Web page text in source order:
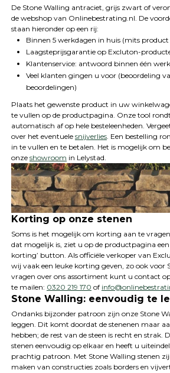
De Stone Walling antraciet, grijs zwart of
de webshop van Onlinebestrating.nl. De
staan hieronder op een rij:
Binnen 5 werkdagen in huis (mits
Laagsteprijsgarantie op Excluton-
Klantenservice: antwoord binnen één
Veel klanten gingen u voor (beoordeling
beoordelingen)
Plaats het gewenste product in uw
te vullen op de productpagina. Onze tool
automatisch af op hele besteleenheden.
over het eventuele snijverlies. Een bestelling
in te vullen en te betalen. Het is mogelijk om
onze showroom in Lelystad.
Korting op onze stenen
Soms is het mogelijk om korting aan te
dat mogelijk is, ziet u op de productpagina een
korting’ button. Als officiële verkoper van
wij vaak een leuke korting geven, zo ook voor
vragen over ons assortiment kunt u contact
te mailen: 0320 219 170 of
Stone Walling: eenvoudig te
Ondanks bijzonder patroon zijn onze Stone
leggen. Dit komt doordat de stenenen maar
hebben; de rest van de steen is recht en strak.
stenen eenvoudig op elkaar en heeft u
prachtig patroon. Met Stone Walling stenen
maken van constructies zoals borders en